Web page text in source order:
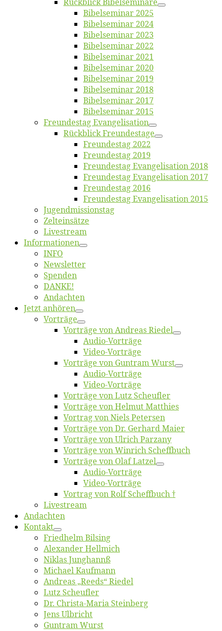
Bi­bel­se­mi­nar 2025
Bi­bel­se­mi­nar 2024
Bi­bel­se­mi­nar 2023
Bi­bel­se­mi­nar 2022
Bi­bel­se­mi­nar 2021
Bi­bel­se­mi­nar 2020
Bi­bel­se­mi­nar 2019
Bi­bel­se­mi­nar 2018
Bibelsemi­nar 2017
Bibelsemi­nar 2015
Freun­des­tag Evangelisation
Rück­blick Freundestage
Freun­des­tag 2022
Freun­des­tag 2019
Freun­des­tag Evan­ge­li­sa­ti­on 2018
Freun­des­tag Evan­ge­li­sa­ti­on 2017
Freun­des­tag 2016
Freun­des­tag Evan­ge­li­sa­ti­on 2015
Jugend­mis­sions­tag
Zelt­ein­sät­ze
Live­stream
Informatio­nen
INFO
News­let­ter
Spen­den
DANKE!
An­dach­ten
Jetzt an­hö­ren
Vor­trä­ge
Vor­trä­ge von An­dre­as Riedel
Au­dio-Vor­trä­ge
Vi­deo-Vor­trä­ge
Vor­trä­ge von Gun­tram Wurst
Au­dio-Vor­trä­ge
Vi­deo-Vor­trä­ge
Vor­trä­ge von Lutz Scheufler
Vor­trä­ge von Hel­mut Matthies
Vor­trag von Niels Petersen
Vor­trä­ge von Dr. Ger­hard Maier
Vor­trä­ge von Ul­rich Parzany
Vor­trä­ge von Win­rich Scheffbuch
Vor­trä­ge von Olaf Latzel
Au­dio-Vor­trä­ge
Vi­deo-Vor­trä­ge
Vor­trag von Rolf Scheffbuch †
Live­stream
An­dach­ten
Kon­takt
Fried­helm Bilsing
Alex­an­der Hellmich
Ni­klas Junghannß
Mi­cha­el Kaufmann
An­dre­as „Reeds“ Riedel
Lutz Scheuf­ler
Dr. Chris­­ta-Ma­ria Steinberg
Jens Ulb­richt
Gun­tram Wurst